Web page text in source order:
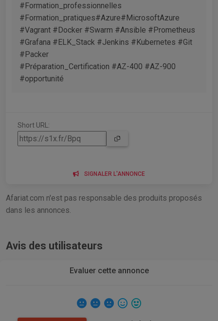
#Formation_professionnelles
#Formation_pratiques#Azure#MicrosoftAzure
#Vagrant #Docker #Swarm #Ansible #Prometheus
#Grafana #ELK_Stack #Jenkins #Kubernetes #Git
#Packer
#Préparation_Certification #AZ-400 #AZ-900
#opportunité
Short URL:
SIGNALER L'ANNONCE
Afariat.com n'est pas responsable des produits proposés
dans les annonces.
Avis des utilisateurs
Evaluer cette annonce